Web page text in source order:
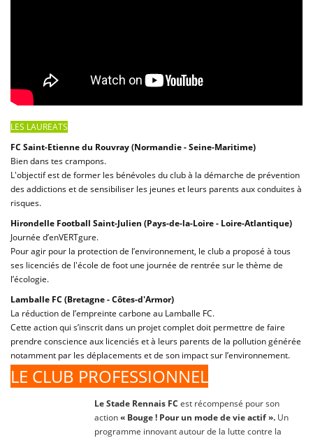
LES LAUREATS
FC Saint-Etienne du Rouvray(Normandie - Seine-Maritime)
Bien dans tes crampons.
L'objectif est de former les bénévoles du club à la démarche de prévention
des addictions et de sensibiliser les jeunes et leurs parents aux conduites à
risques.
Hirondelle Football Saint-Julien (Pays-de-la-Loire - Loire-Atlantique)
Journée d’enVERTgure.
Pour agir pour la protection de l’environnement, le club a proposé à tous
ses licenciés de l'école de foot une journée de rentrée sur le thème de
l’écologie.
Lamballe FC (Bretagne - Côtes-d'Armor)
La réduction de l’empreinte carbone au Lamballe FC.
Cette action qui s’inscrit dans un projet complet doit permettre de faire
prendre conscience aux licenciés et à leurs parents de la pollution générée
notamment par les déplacements et de son impact sur l’environnement.
LE CLUB PROFESSIONNEL
Le Stade Rennais FC est récompensé pour son
action« Bouge ! Pour un mode de vie actif ». Un
programme innovant autour de la lutte contre la